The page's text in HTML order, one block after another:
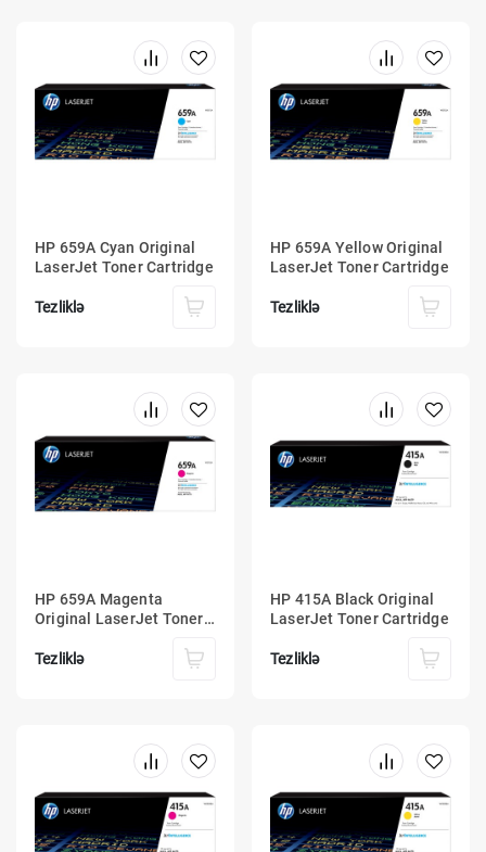
HP 659A Cyan Original
LaserJet Toner Cartridge
Tezliklə
HP 659A Yellow Original
LaserJet Toner Cartridge
Tezliklə
HP 659A Magenta
Original LaserJet Toner
Tezliklə
HP 415A Black Original
LaserJet Toner Cartridge
Tezliklə